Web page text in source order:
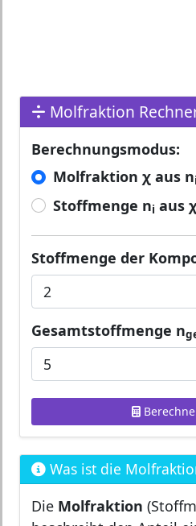
Molfraktion
Berechnungsmodus:
Molfraktion χ aus ni
Stoffmenge ni aus
Stoffmenge der
Gesamtstoffmenge n
Was ist die
Die Molfraktion